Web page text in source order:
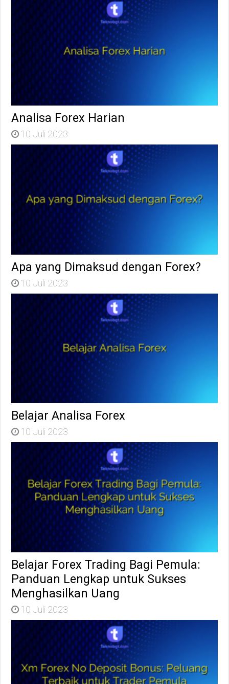
Analisa Forex Harian
10 Juli 2023
Apa yang Dimaksud dengan Forex?
10 Juli 2023
Belajar Analisa Forex
10 Juli 2023
Belajar Forex Trading Bagi Pemula:
Panduan Lengkap untuk Sukses
Menghasilkan Uang
10 Juli 2023